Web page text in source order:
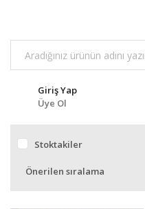
Giriş Yap
Üye Ol
Stoktakiler